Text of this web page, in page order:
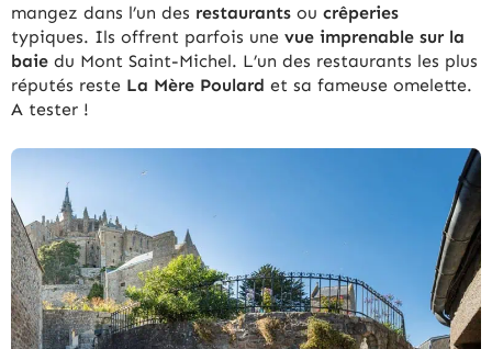
mangez dans l’un des restaurants ou crêperies
typiques. Ils offrent parfois une vue imprenable sur la
baie du Mont Saint-Michel. L’un des restaurants les plus
réputés reste La Mère Poulard et sa fameuse omelette.
A tester !